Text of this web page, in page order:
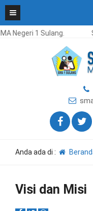
Negeri 1 Sulang.
Anda ada di :
Visi dan Misi